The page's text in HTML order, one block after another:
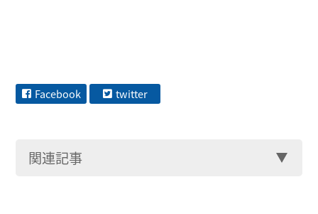
Facebook twitter
関連記事